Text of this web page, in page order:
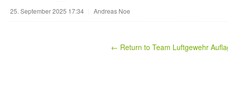
25. September 2025 17:34 Andreas Noe
← Return to Team Luftgewehr